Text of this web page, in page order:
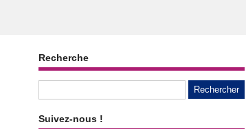
Recherche
Suivez-nous !